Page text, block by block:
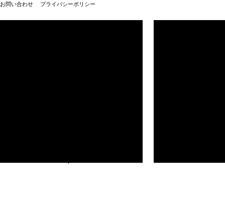
お問い合わせ プライバシーポリシー